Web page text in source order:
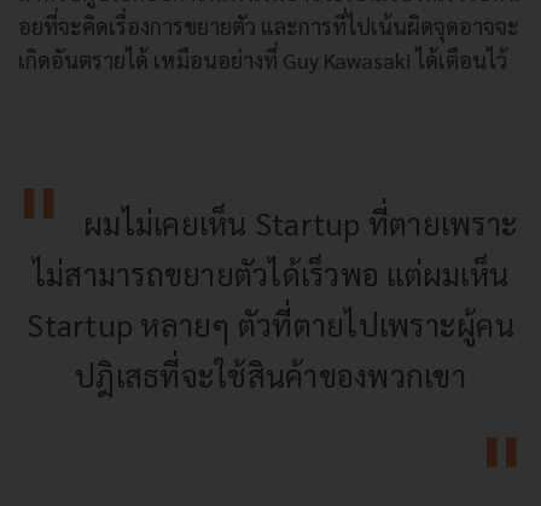
อยที่จะคิดเรื่องการขยายตัว และการที่ไปเน้นผิดจุดอาจจะ
เกิดอันตรายได้ เหมือนอย่างที่ Guy Kawasaki ได้เตือนไว้
ผมไม่เคยเห็น Startup ที่ตายเพราะ
ไม่สามารถขยายตัวได้เร็วพอ แต่ผมเห็น
Startup หลายๆ ตัวที่ตายไปเพราะผู้คน
ปฎิเสธที่จะใช้สินค้าของพวกเขา